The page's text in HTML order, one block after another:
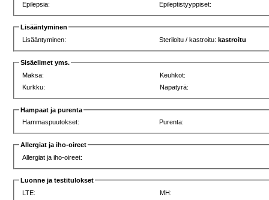
Epilepsia:
Epileptistyyppiset:
Lisääntyminen
Lisääntyminen:
Steriloitu / kastroitu:kastroitu
Sisäelimet yms.
Maksa:
Keuhkot:
Kurkku:
Napatyrä:
Hampaat ja purenta
Hammaspuutokset:
Purenta:
Allergiat ja iho-oireet
Allergiat ja iho-oireet:
Luonne ja testitulokset
LTE:
MH: